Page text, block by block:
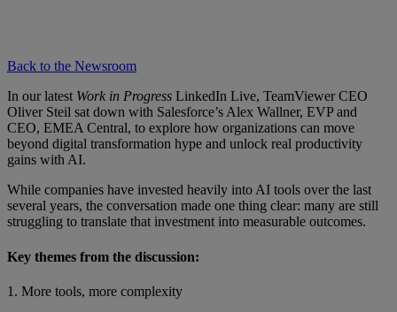
Back to the Newsroom
In our latest Work in Progress LinkedIn Live, TeamViewer CEO
Oliver Steil sat down with Salesforce’s Alex Wallner, EVP and
CEO, EMEA Central, to explore how organizations can move
beyond digital transformation hype and unlock real productivity
gains with AI.
While companies have invested heavily into AI tools over the last
several years, the conversation made one thing clear: many are still
struggling to translate that investment into measurable outcomes.
Key themes from the discussion:
1. More tools, more complexity